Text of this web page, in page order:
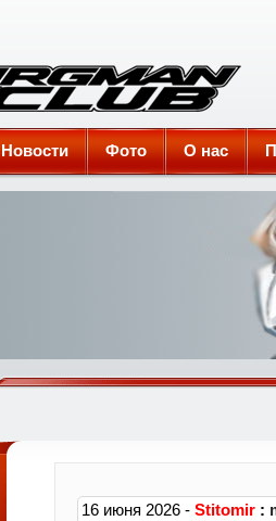
Новости Фото О нас